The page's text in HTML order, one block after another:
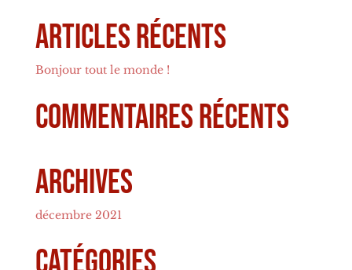
Articles récents
Bonjour tout le monde !
Commentaires récents
Archives
décembre 2021